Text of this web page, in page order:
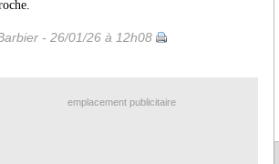
- 26/01/26 à 12h08
emplacement publicitaire